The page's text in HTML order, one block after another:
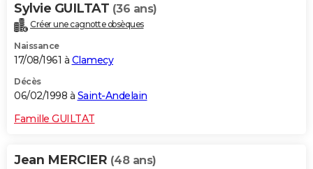
Sylvie GUILTAT (36 ans)
Créer une cagnotte obsèques
Naissance
17/08/1961 à Clamecy
Décès
06/02/1998 à Saint-Andelain
Famille GUILTAT
Jean MERCIER (48 ans)